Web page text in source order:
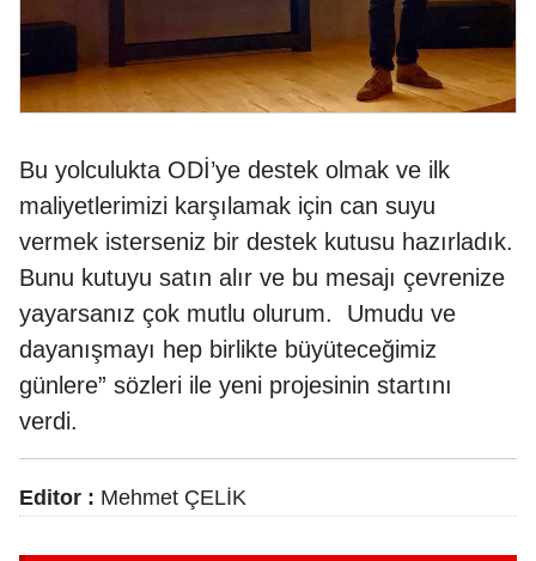
Bu yolculukta ODİ’ye destek olmak ve ilk
maliyetlerimizi karşılamak için can suyu
vermek isterseniz bir destek kutusu hazırladık.
Bunu kutuyu satın alır ve bu mesajı çevrenize
yayarsanız çok mutlu olurum. Umudu ve
dayanışmayı hep birlikte büyüteceğimiz
günlere” sözleri ile yeni projesinin startını
verdi.
Editor : Mehmet ÇELİK